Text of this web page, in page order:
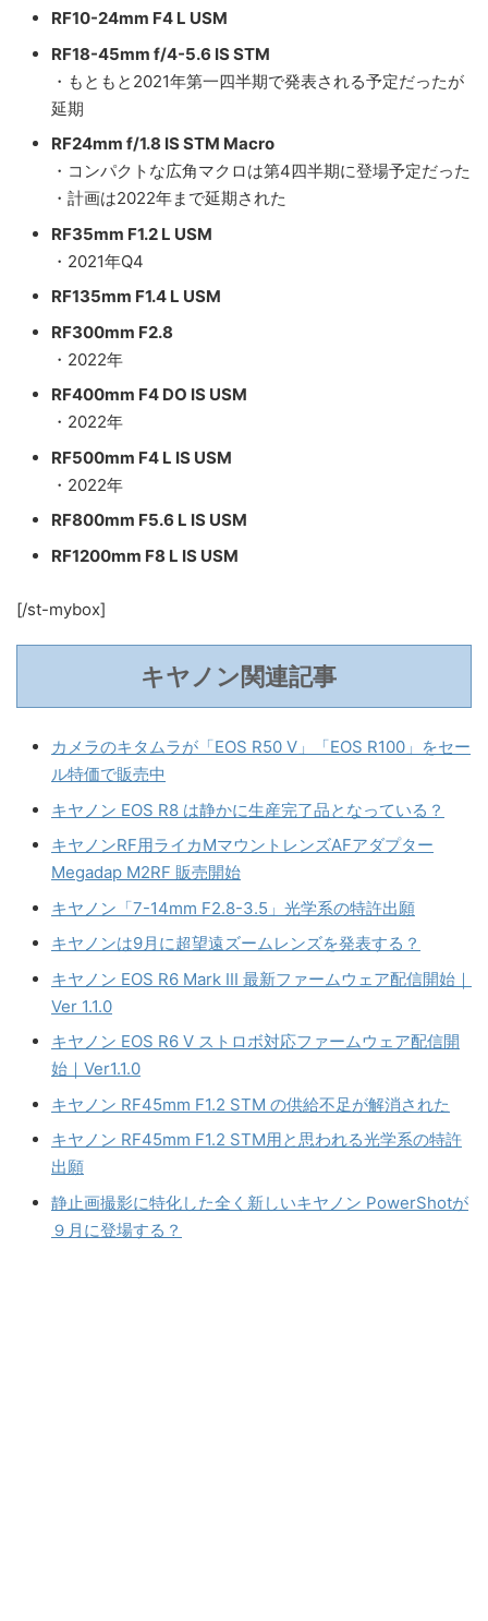
RF10-24mm F4 L USM
RF18-45mm f/4-5.6 IS STM
・もともと2021年第一四半期で発表される予定だったが
延期
RF24mm f/1.8 IS STM Macro
・コンパクトな広角マクロは第4四半期に登場予定だった
・計画は2022年まで延期された
RF35mm F1.2 L USM
・2021年Q4
RF135mm F1.4 L USM
RF300mm F2.8
・2022年
RF400mm F4 DO IS USM
・2022年
RF500mm F4 L IS USM
・2022年
RF800mm F5.6 L IS USM
RF1200mm F8 L IS USM
[/st-mybox]
キヤノン関連記事
カメラのキタムラが「EOS R50 V」「EOS R100」をセー
ル特価で販売中
キヤノン EOS R8 は静かに生産完了品となっている？
キヤノンRF用ライカMマウントレンズAFアダプター
Megadap M2RF 販売開始
キヤノン「7-14mm F2.8-3.5」光学系の特許出願
キヤノンは9月に超望遠ズームレンズを発表する？
キヤノン EOS R6 Mark III 最新ファームウェア配信開始｜
Ver 1.1.0
キヤノン EOS R6 V ストロボ対応ファームウェア配信開
始｜Ver1.1.0
キヤノン RF45mm F1.2 STM の供給不足が解消された
キヤノン RF45mm F1.2 STM用と思われる光学系の特許
出願
静止画撮影に特化した全く新しいキヤノン PowerShotが
９月に登場する？